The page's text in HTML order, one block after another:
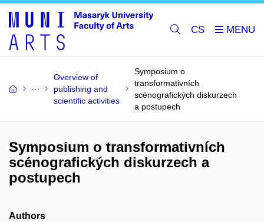
CS
Overview of
publishing and
scientific activities
Symposium o
transformativních
scénografických diskurzech
a postupech
Symposium o transformativních
scénografických diskurzech a
postupech
Authors